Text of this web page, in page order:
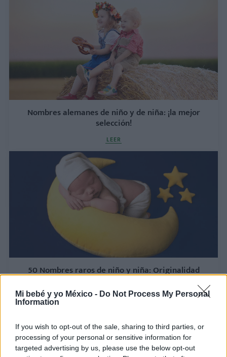
Mi bebé y yo México - Do Not Process My Personal
Information
If you wish to opt-out of the sale, sharing to third parties, or
processing of your personal or sensitive information for
targeted advertising by us, please use the below opt-out
Nombres alemanes de niño y de niña: ¡la mejor
selección!
LEER
50 Nombres raros de niño y niña: Originalidad
LEER